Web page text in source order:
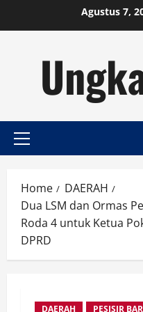
Agustus 7,
Primary
Home
DAERAH
Dua LSM dan Ormas
Roda 4 untuk Ketua
DPRD
DAERAH PESISIR